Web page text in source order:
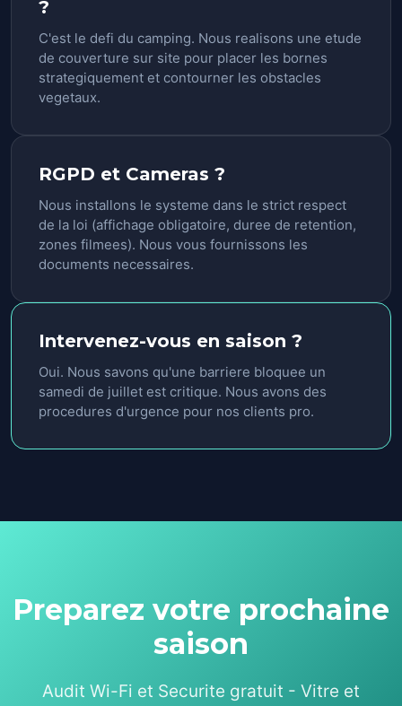
?
C'est le defi du camping. Nous realisons une etude
de couverture sur site pour placer les bornes
strategiquement et contourner les obstacles
vegetaux.
RGPD et Cameras ?
Nous installons le systeme dans le strict respect
de la loi (affichage obligatoire, duree de retention,
zones filmees). Nous vous fournissons les
documents necessaires.
Intervenez-vous en saison ?
Oui. Nous savons qu'une barriere bloquee un
samedi de juillet est critique. Nous avons des
procedures d'urgence pour nos clients pro.
Preparez votre prochaine
saison
Audit Wi-Fi et Securite gratuit - Vitre et